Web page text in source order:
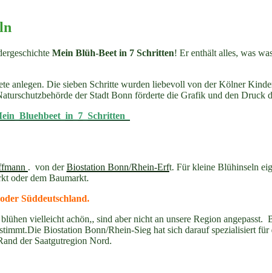
Mein Blüh-Beet in 7 Schritten! Er enthält alles, was
anlegen. Die sieben Schritte wurden liebevoll von der Kölner
der Stadt Bonn förderte die Grafik und den Druck
. von derBiostation Bonn/Rhein-Erft. Für kleine Blühinseln
oder dem Baumarkt.
Süddeutschland.
vielleicht achön,, sind aber nicht an unsere Region
Biostation Bonn/Rhein-Sieg hat sich darauf spezialisiert
der Saatgutregion Nord.